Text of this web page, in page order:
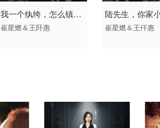
2026 / 中国大陆 /
短剧 年代穿越 国产
我一个纨绔，怎么镇得
住太后娘娘
崔星燃＆王阡惠
2026 / 中国大陆 /
短剧 女频恋爱 国
陆先生，你家
力值爆表
崔星燃＆王仟惠